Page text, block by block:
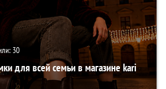
30
для всей семьи в магазине kari